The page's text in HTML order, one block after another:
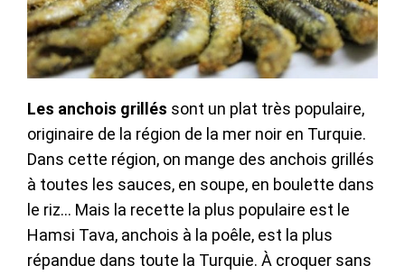
Les anchois grillés sont un plat très populaire,
originaire de la région de la mer noir en Turquie.
Dans cette région, on mange des anchois grillés
à toutes les sauces, en soupe, en boulette dans
le riz… Mais la recette la plus populaire est le
Hamsi Tava, anchois à la poêle, est la plus
répandue dans toute la Turquie. À croquer sans